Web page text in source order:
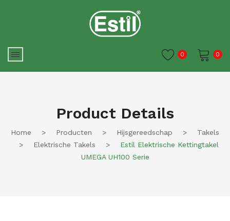
0
0
Product Details
Home > Producten > Hijsgereedschap >
Takels
>
Elektrische Takels >
Estil Elektrische Kettingtakel
UMEGA UH100 Serie